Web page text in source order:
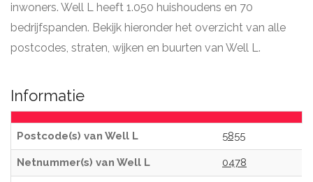
inwoners. Well L heeft 1.050 huishoudens en 70
bedrijfspanden. Bekijk hieronder het overzicht van alle
postcodes, straten, wijken en buurten van Well L.
Informatie
Postcode(s) van Well L 5855
Netnummer(s) van Well L 0478